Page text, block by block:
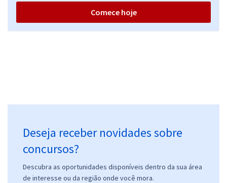
Comece hoje
Deseja receber novidades sobre
concursos?
Descubra as oportunidades disponíveis dentro da sua área
de interesse ou da região onde você mora.